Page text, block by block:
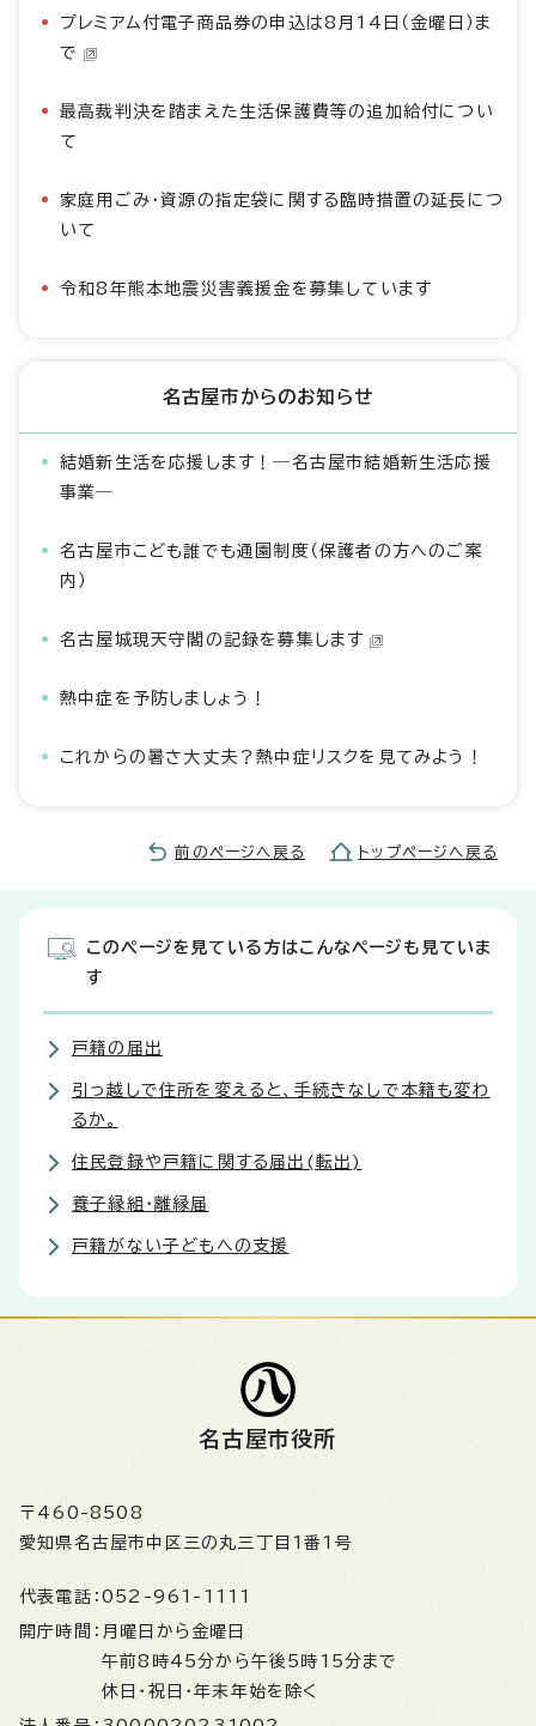
プレミアム付電子商品券の申込は8月14日（金曜日）ま
で
最高裁判決を踏まえた生活保護費等の追加給付につい
て
家庭用ごみ・資源の指定袋に関する臨時措置の延長につ
いて
令和8年熊本地震災害義援金を募集しています
名古屋市からのお知らせ
結婚新生活を応援します！―名古屋市結婚新生活応援
事業―
名古屋市こども誰でも通園制度（保護者の方へのご案
内）
名古屋城現天守閣の記録を募集します
熱中症を予防しましょう！
これからの暑さ大丈夫？熱中症リスクを見てみよう！
前のページへ戻る トップページへ戻る
このページを見ている方はこんなページも見ていま
す
戸籍の届出
引っ越しで住所を変えると、手続きなしで本籍も変わ
るか。
住民登録や戸籍に関する届出(転出)
養子縁組・離縁届
戸籍がない子どもへの支援
名古屋市役所
〒460-8508
愛知県名古屋市中区三の丸三丁目1番1号
代表電話： 052-961-1111
開庁時間： 月曜日から金曜日
午前8時45分から午後5時15分まで
休日・祝日・年末年始を除く